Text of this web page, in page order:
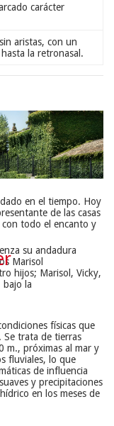
carácter
aristas, con un
la retronasal.
en el tiempo. Hoy
de las casas
con todo el encanto y
su andadura
Marisol
hijos; Marisol, Vicky,
bajo la
físicas que
Se trata de tierras
m., próximas al mar y
fluviales, lo que
de influencia
y precipitaciones
en los meses de